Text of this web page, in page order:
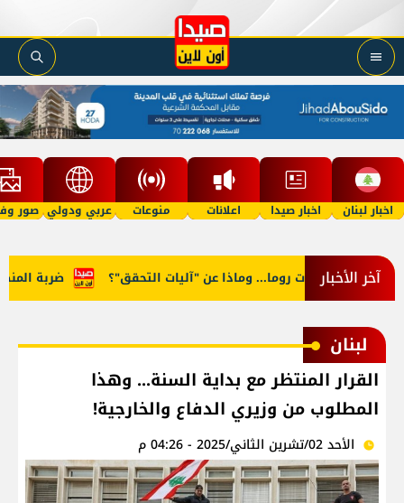
اخبار لبنان اخبار صيدا اعلانات منوعات عربي ودولي صور
آخر الأخبار ضربة في مفاوضات روما... وماذا عن "آليات التحقق"؟
لبنان
القرار المنتظر مع بداية السنة... وهذا
المطلوب من وزيري الدفاع والخارجية!
الأحد 02/تشرين الثاني/2025 - 04:26 م